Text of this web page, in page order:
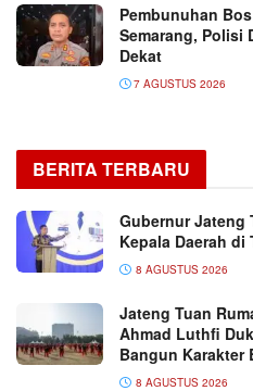
Pembunuhan
Semarang, Polisi
Dekat
7 AGUSTUS 2026
BERITA TERBARU
Gubernur Jateng
Kepala Daerah
8 AGUSTUS 2026
Jateng Tuan
Ahmad Luthfi
Bangun Karakter
8 AGUSTUS 2026